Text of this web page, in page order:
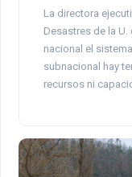
La directora
Desastres de la U.
nacional el
subnacional hay
recursos ni